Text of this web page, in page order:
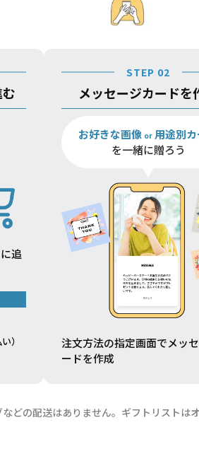
追
）
STEP 02
メッセージカードを
お好きな画像 or 用途別
を一緒に贈ろう
注文方法の指定画面でメッ
ードを作成
どの配送はありません。ギフトリストは